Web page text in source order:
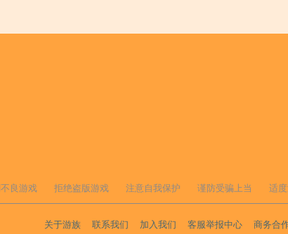
良游戏 拒绝盗版游戏 注意自我保护 谨防受骗上当 适
关于游族 联系我们 加入我们 客服举报中心 商务合